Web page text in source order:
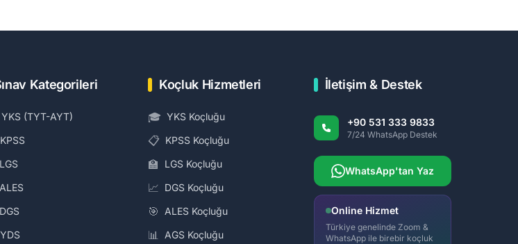
Kategorileri
YKS (TYT-AYT)
KPSS
LGS
ALES
DGS
YDS
Koçluk Hizmetleri
🎓 YKS Koçluğu
📋 KPSS Koçluğu
🏫 LGS Koçluğu
📈 DGS Koçluğu
🎯 ALES Koçluğu
📊 AGS Koçluğu
İletişim & Destek
+90 531 333 9833
7/24 WhatsApp Destek
WhatsApp'tan Yaz
Online Hizmet
Türkiye genelinde Zoom &
WhatsApp ile birebir koçluk